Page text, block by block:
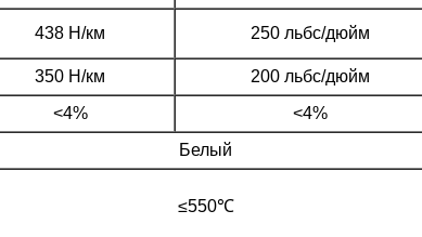
438 Н/км 250 льбс/дюйм
350 Н/км
200 льбс/дюйм
<4%
<4%
Белый
≤550℃